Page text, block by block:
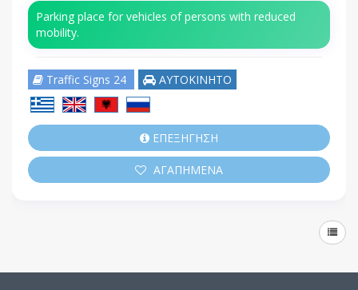
Parking place for vehicles of persons with reduced
mobility.
Traffic Signs 24 ΑΥΤΟΚΙΝΗΤΟ
ΕΠΕΞΗΓΗΣΗ
ΑΓΑΠΗΜΕΝΑ